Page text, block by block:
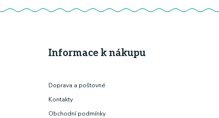
Informace k nákupu
Doprava a poštovné
Kontakty
Obchodní podmínky